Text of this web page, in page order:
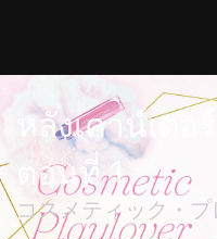
หลังเคาน์เต
ตอนที่ 1
コスメティック・